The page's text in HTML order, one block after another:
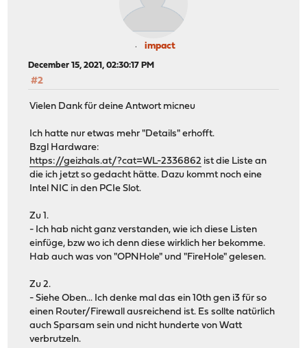
impact
December 15, 2021, 02:30:17 PM
#2
Vielen Dank für deine Antwort micneu
Ich hatte nur etwas mehr "Details" erhofft.
Bzgl Hardware:
https://geizhals.at/?cat=WL-2336862 ist die Liste an
die ich jetzt so gedacht hätte. Dazu kommt noch eine
Intel NIC in den PCIe Slot.
Zu 1.
- Ich hab nicht ganz verstanden, wie ich diese Listen
einfüge, bzw wo ich denn diese wirklich her bekomme.
Hab auch was von "OPNHole" und "FireHole" gelesen.
Zu 2.
- Siehe Oben... Ich denke mal das ein 10th gen i3 für so
einen Router/Firewall ausreichend ist. Es sollte natürlich
auch Sparsam sein und nicht hunderte von Watt
verbrutzeln.